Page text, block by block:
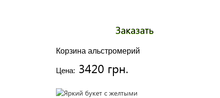
Корзина альстромерий
Цена: 3420 грн.
Заказать